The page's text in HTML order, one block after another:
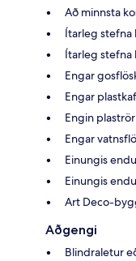
Að minnsta
Ítarleg stefna
Ítarleg stefna
Engar
Engar
Engin plaströr
Engar
Einungis
Einungis
Art Deco-
Aðgengi
Blindraletur